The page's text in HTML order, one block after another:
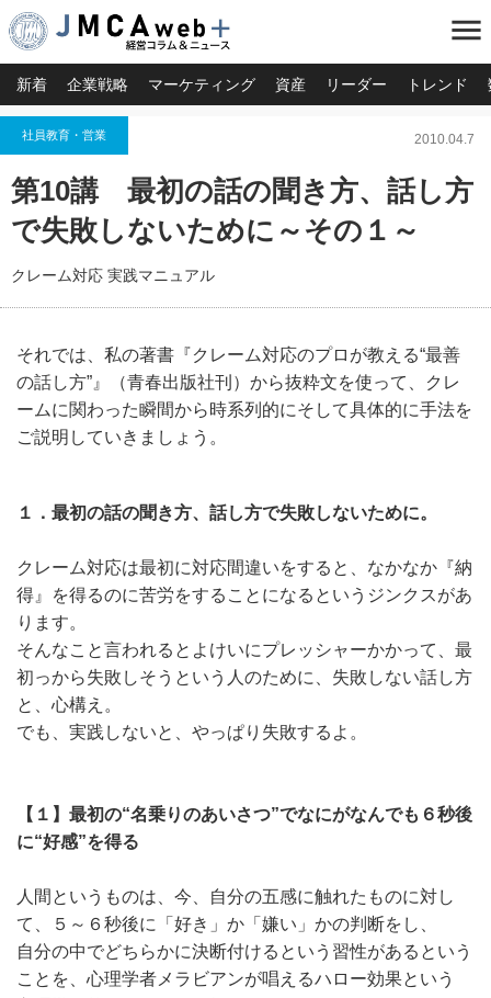
menu
新着 企業戦略 マーケティング 資産 リーダー トレンド
社員教育・営業 2010.04.7
第10講 最初の話の聞き方、話し方
で失敗しないために～その１～
クレーム対応 実践マニュアル
それでは、私の著書『クレーム対応のプロが教える“最善
の話し方”』（青春出版社刊）から抜粋文を使って、クレ
ームに関わった瞬間から時系列的にそして具体的に手法を
ご説明していきましょう。
１．最初の話の聞き方、話し方で失敗しないために。
クレーム対応は最初に対応間違いをすると、なかなか『納
得』を得るのに苦労をすることになるというジンクスがあ
ります。
そんなこと言われるとよけいにプレッシャーかかって、最
初っから失敗しそうという人のために、失敗しない話し方
と、心構え。
でも、実践しないと、やっぱり失敗するよ。
【１】最初の“名乗りのあいさつ”でなにがなんでも６秒後
に“好感”を得る
人間というものは、今、自分の五感に触れたものに対し
て、５～６秒後に「好き」か「嫌い」かの判断をし、
自分の中でどちらかに決断付けるという習性があるという
ことを、心理学者メラビアンが唱えるハロー効果という